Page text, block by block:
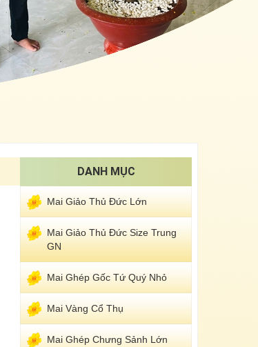
DANH MỤC
Mai Giảo Thủ Đức Lớn
Mai Giảo Thủ Đức Size Trung
GN
Mai Ghép Gốc Tứ Quý Nhỏ
Mai Vàng Cổ Thụ
Mai Ghép Chưng Sảnh Lớn